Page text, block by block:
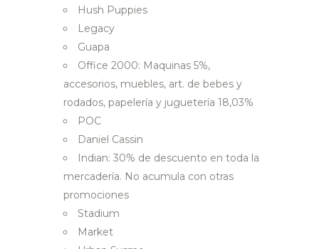
Hush Puppies
Legacy
Guapa
Office 2000: Maquinas 5%,
accesorios, muebles, art. de bebes y
rodados, papelería y juguetería 18,03%
POC
Daniel Cassin
Indian: 30% de descuento en toda la
mercadería. No acumula con otras
promociones
Stadium
Market